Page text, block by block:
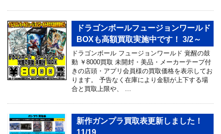
ドラゴンボールフュージョンワールド
BOXも高額買取実施中です！ 3/2～
ドラゴンボール フュージョンワールド 覚醒の鼓
動 ￥8000買取 未開封・美品・メーカーテープ付
きの店頭・アプリ会員様の買取価格を表示してお
ります。 予告なく在庫により金額が上下する場
合と買取上限や、 …
新作ガンプラ買取表更新しました！
11/19